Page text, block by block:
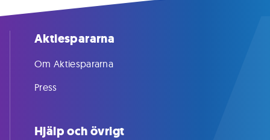
Aktiespararna
Om Aktiespararna
Press
Hjälp och övrigt